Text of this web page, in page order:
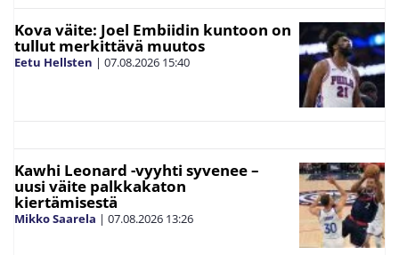
Kova väite: Joel Embiidin kuntoon on
tullut merkittävä muutos
Eetu Hellsten | 07.08.2026 15:40
Kawhi Leonard -vyyhti syvenee –
uusi väite palkkakaton
kiertämisestä
Mikko Saarela | 07.08.2026 13:26